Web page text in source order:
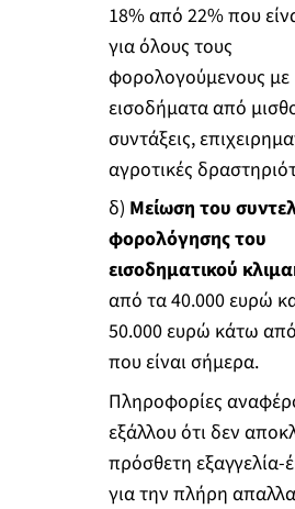
18% από 22% που
για όλους τους
φορολογούμενους με
εισοδήματα από
συντάξεις,
αγροτικές
δ) Μείωση του
φορολόγησης του
εισοδηματικού
από τα 40.000 ευρώ
50.000 ευρώ κάτω
που είναι σήμερα.
Πληροφορίες
εξάλλου ότι δεν
πρόσθετη εξαγγελία-
για την πλήρη